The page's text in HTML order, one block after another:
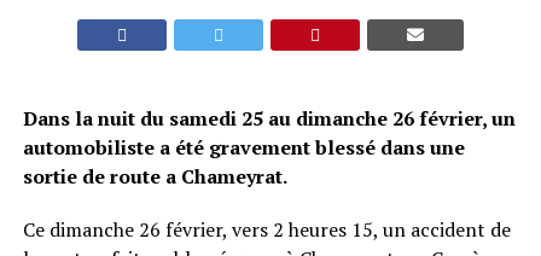
Dans la nuit du samedi 25 au dimanche 26 février, un
automobiliste a été gravement blessé dans une
sortie de route a Chameyrat.
Ce dimanche 26 février, vers 2 heures 15, un accident de